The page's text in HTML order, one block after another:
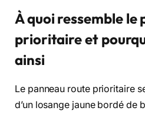
À quoi ressemble le
prioritaire et
ainsi
Le panneau route prioritaire
d’un losange jaune bordé de